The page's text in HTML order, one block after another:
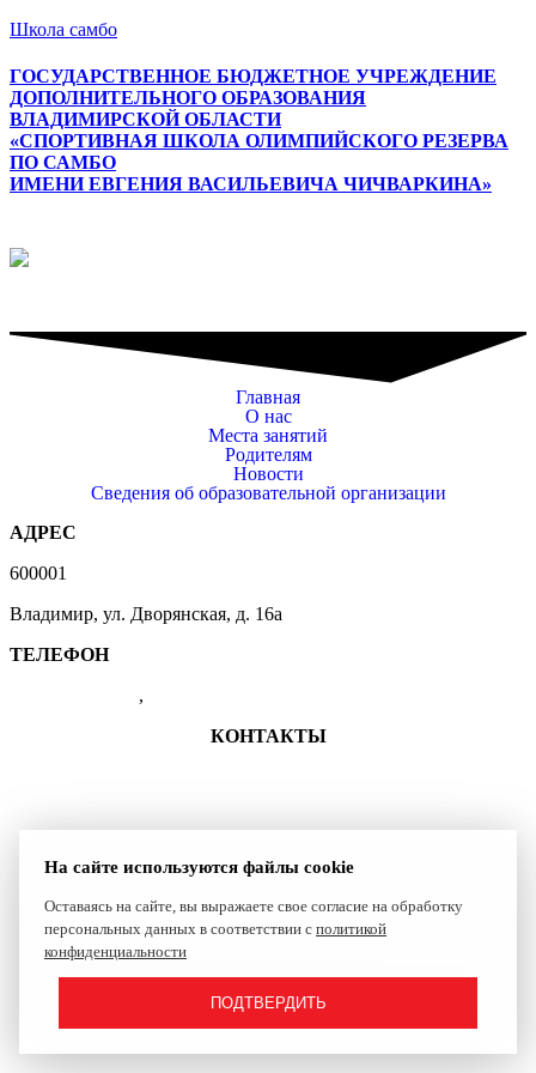
Школа самбо
ГОСУДАРСТВЕННОЕ БЮДЖЕТНОЕ УЧРЕЖДЕНИЕ
ДОПОЛНИТЕЛЬНОГО ОБРАЗОВАНИЯ
ВЛАДИМИРСКОЙ ОБЛАСТИ
«СПОРТИВНАЯ ШКОЛА ОЛИМПИЙСКОГО РЕЗЕРВА
ПО САМБО
ИМЕНИ ЕВГЕНИЯ ВАСИЛЬЕВИЧА ЧИЧВАРКИНА»
Главная
О нас
Места занятий
Родителям
Новости
Сведения об образовательной организации
АДРЕС
600001
Владимир, ул. Дворянская, д. 16а
ТЕЛЕФОН
,
КОНТАКТЫ
Группа ВКонтакте
Сайт создан компанией Reset
На сайте используются файлы cookie
Оставаясь на сайте, вы выражаете свое согласие на обработку
персональных данных в соответствии с политикой
конфиденциальности
ПОДТВЕРДИТЬ